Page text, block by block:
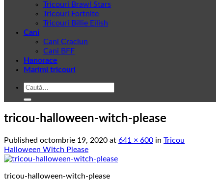
Tricouri Brawl Stars
Tricouri Fortnite
Tricouri Billie Eilish
Cani
Cani Craciun
Cani BFF
Hanorace
Marimi tricouri
Caută
tricou-halloween-witch-please
Published octombrie 19, 2020 at 641 × 600 in Tricou
Halloween Witch Please
tricou-halloween-witch-please